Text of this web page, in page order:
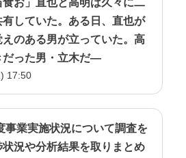
食お」直也と高明は久々に二
有していた。ある日、直也が
のある男が立っていた。高
だった男・立木だ―
17:50
事業実施状況について調査を
況や分析結果を取りまとめ